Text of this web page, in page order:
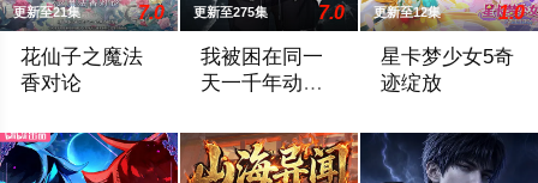
更新至21集 7.0
花仙子之魔法
香对论
更新至275集 7.0
我被困在同一
天一千年动态
更新至12集 1.0
星卡梦少女5奇
迹绽放